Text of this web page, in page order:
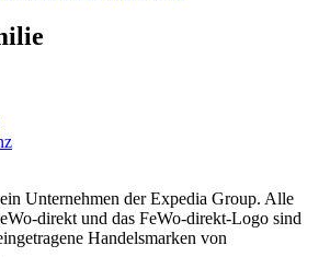
Unternehmen der Expedia Group. Alle
direkt und das FeWo-direkt-Logo sind
Handelsmarken von